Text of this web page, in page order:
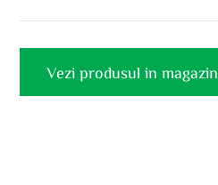
Vezi produsul in magazin